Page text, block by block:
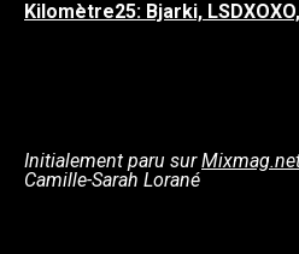
Kilomètre25: Bjarki,
Initialement paru sur
Camille-Sarah Lorané